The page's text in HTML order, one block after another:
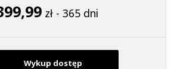
zł - 365 dni
Wykup dostęp